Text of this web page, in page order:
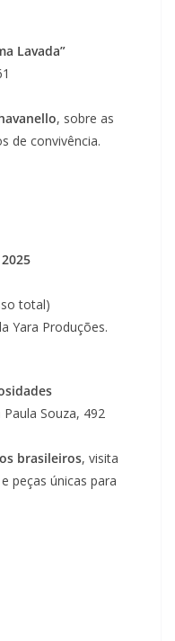
Lavada”
, sobre as
de convivência.
total)
Yara Produções.
Paula Souza, 492
brasileiros, visita
peças únicas para